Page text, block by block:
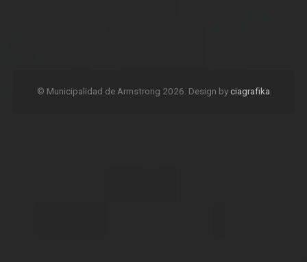
© Municipalidad de Armstrong 2026. Design byciagrafika